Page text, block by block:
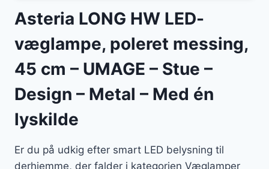
Asteria LONG HW LED-
væglampe, poleret messing,
45 cm – UMAGE – Stue –
Design – Metal – Med én
lyskilde
Er du på udkig efter smart LED belysning til
derhjemme, der falder i kategorien Væglamper